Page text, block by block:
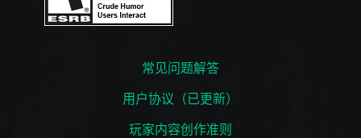
常见问题解答
用户协议（已更新）
玩家内容创作准则